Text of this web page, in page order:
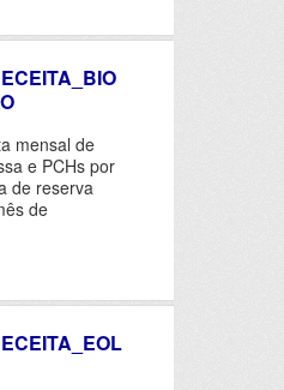
mensal de
e PCHs por
de reserva
de